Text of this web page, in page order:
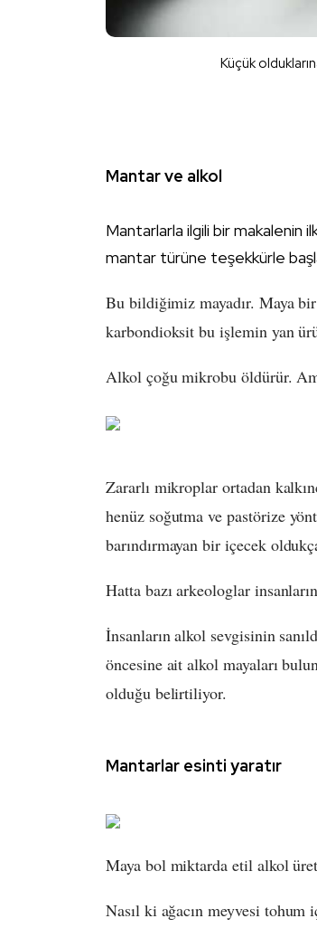
Küçük
Mantar ve alkol
Mantarlarla ilgili bir makalenin
mantar türüne teşekkürle
Bu bildiğimiz mayadır. Maya
karbondioksit bu işlemin yan
Alkol çoğu mikrobu öldürür.
Zararlı mikroplar ortadan
henüz soğutma ve pastörize
barındırmayan bir içecek
Hatta bazı arkeologlar
İnsanların alkol sevgisinin
öncesine ait alkol mayaları
olduğu belirtiliyor.
Mantarlar esinti yaratır
Maya bol miktarda etil alkol
Nasıl ki ağacın meyvesi tohum